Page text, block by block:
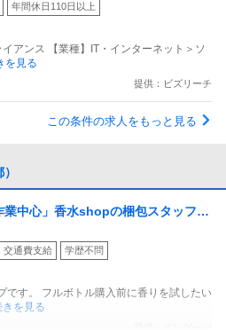
ナーアライアンス責任者として活
年間休日110日以上
アンス 【業種】IT・インターネット＞ソ
を見る
提供：ビズリーチ
この条件の求人をもっと見る
中心」香水shopの梱包スタッフ
間からOK
交通費支給 学歴不問
です。 フルボトル購入前に香りを試したい
を見る